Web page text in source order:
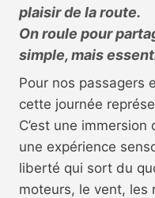
plaisir de la route.
On roule pour
simple, mais
Pour nos passagers
cette journée
C’est une
une expérience
liberté qui sort du
moteurs, le vent, les